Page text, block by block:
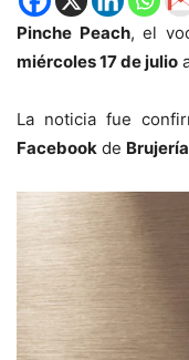
Pinche Peach, el
miércoles 17 de julio
La noticia fue
Facebook de Brujería